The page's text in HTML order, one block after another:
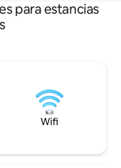
para estancias
Wifi